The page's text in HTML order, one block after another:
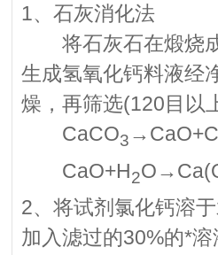
1、石灰消化法
将石灰石在煅烧成
生成氢氧化钙料液经
燥，再筛选(120目以
CaCO3
CaO+H2
2、将试剂氯化钙溶
加入滤过的30%的*